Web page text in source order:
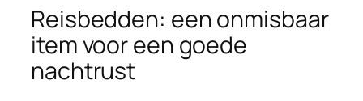
Reisbedden: een onmisbaar
item voor een goede
nachtrust